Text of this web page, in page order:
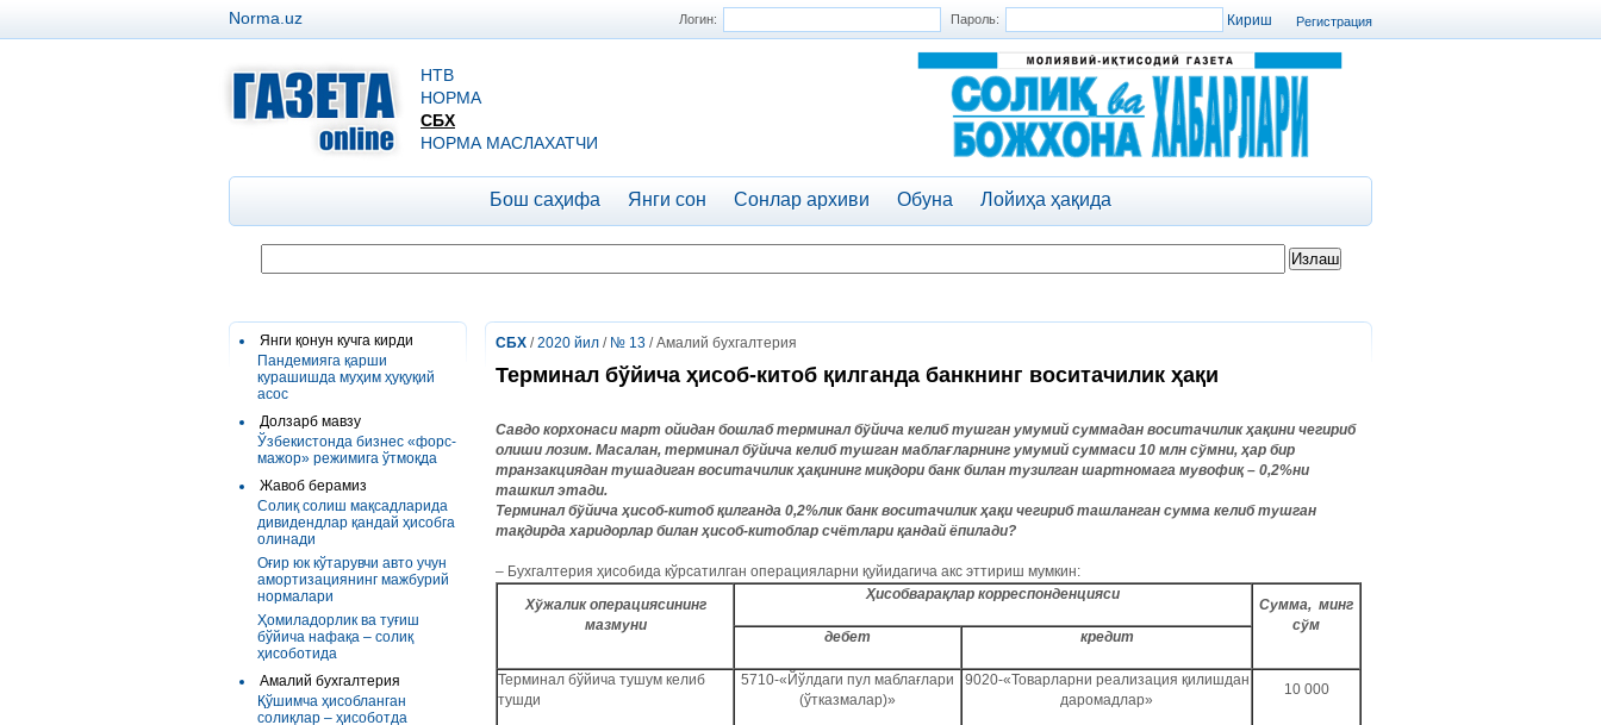
Регистрация
Логин: Пароль:
Norma.uz
НТВ
НОРМА
СБХ
НОРМА МАСЛАХАТЧИ
Бош саҳифа Янги сон Сонлар архиви Обуна Лойиҳа ҳақида
Янги қонун кучга кирди
Пандемияга қарши
курашишда муҳим ҳуқуқий
асос
Долзарб мавзу
Ўзбекистонда бизнес «форс-
мажор» режимига ўтмоқда
Жавоб берамиз
Солиқ солиш мақсадларида
дивидендлар қандай ҳисобга
олинади
Оғир юк кўтарувчи авто учун
амортизациянинг мажбурий
нормалари
Ҳомиладорлик ва туғиш
бўйича нафақа – солиқ
ҳисоботида
Амалий бухгалтерия
Қўшимча ҳисобланган
солиқлар – ҳисоботда
СБХ /2020 йил / № 13 / Амалий бухгалтерия
Терминал бўйича ҳисоб-китоб қилганда банкнинг воситачилик ҳақи
Савдо корхонаси март ойидан бошлаб терминал бўйича келиб тушган умумий суммадан воситачилик ҳақини чегириб
олиши лозим. Масалан, терминал бўйича келиб тушган маблағларнинг умумий суммаси 10 млн сўмни, ҳар бир
транзакциядан тушадиган воситачилик ҳақининг миқдори банк билан тузилган шартномага мувофиқ – 0,2%ни
ташкил этади.
Терминал бўйича ҳисоб-китоб қилганда 0,2%лик банк воситачилик ҳақи чегириб ташланган сумма келиб тушган
тақдирда харидорлар билан ҳисоб-китоблар счётлари қандай ёпилади?
– Бухгалтерия ҳисобида кўрсатилган операцияларни қуйидагича акс эттириш мумкин:
Хўжалик операциясининг
мазмуни
Ҳисобварақлар корреспонденцияси
Сумма, минг
сўм
дебет кредит
Терминал бўйича тушум келиб
тушди
5710-«Йўлдаги пул маблағлари
(ўтказмалар)»
9020-«Товарларни реализация қилишдан
даромадлар»
10 000